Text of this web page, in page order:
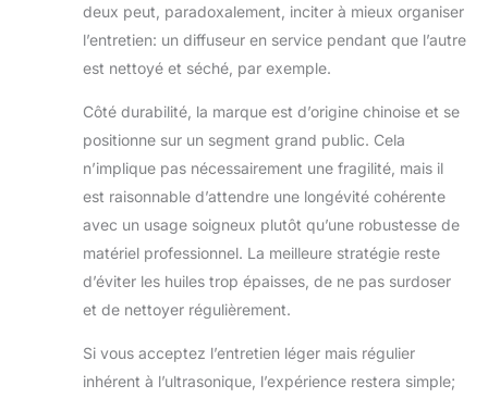
deux peut, paradoxalement, inciter à mieux organiser
l’entretien: un diffuseur en service pendant que l’autre
est nettoyé et séché, par exemple.
Côté durabilité, la marque est d’origine chinoise et se
positionne sur un segment grand public. Cela
n’implique pas nécessairement une fragilité, mais il
est raisonnable d’attendre une longévité cohérente
avec un usage soigneux plutôt qu’une robustesse de
matériel professionnel. La meilleure stratégie reste
d’éviter les huiles trop épaisses, de ne pas surdoser
et de nettoyer régulièrement.
Si vous acceptez l’entretien léger mais régulier
inhérent à l’ultrasonique, l’expérience restera simple;